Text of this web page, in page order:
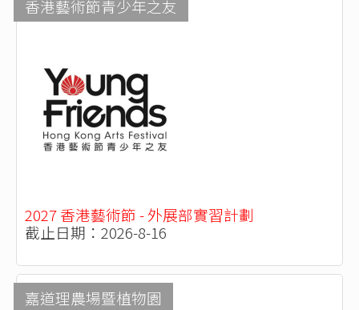
香港藝術節青少年之友
2027 香港藝術節 - 外展部實習計劃
截止日期：2026-8-16
嘉道理農場暨植物園